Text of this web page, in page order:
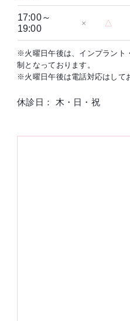
17:00～
19:00
× △
※火曜日午後は、インプラント
制となっております。
※火曜日午後は電話対応はして
休診日： 木・日・祝